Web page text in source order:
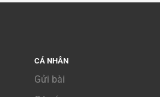
CÁ NHÂN
Gửi bài